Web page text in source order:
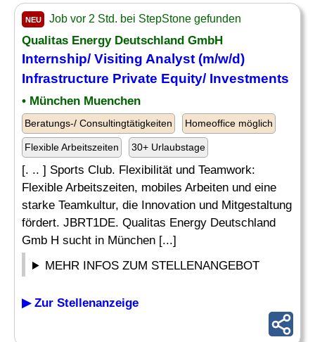
NEU Job vor 2 Std. bei StepStone gefunden
Qualitas Energy Deutschland GmbH
Internship/ Visiting Analyst (m/w/d)
Infrastructure Private Equity/ Investments
• München Muenchen
Beratungs-/ Consultingtätigkeiten Homeoffice möglich
Flexible Arbeitszeiten 30+ Urlaubstage
[. .. ] Sports Club. Flexibilität und Teamwork:
Flexible Arbeitszeiten, mobiles Arbeiten und eine
starke Teamkultur, die Innovation und Mitgestaltung
fördert. JBRT1DE. Qualitas Energy Deutschland
Gmb H sucht in München [...]
MEHR INFOS ZUM STELLENANGEBOT
▶ Zur Stellenanzeige